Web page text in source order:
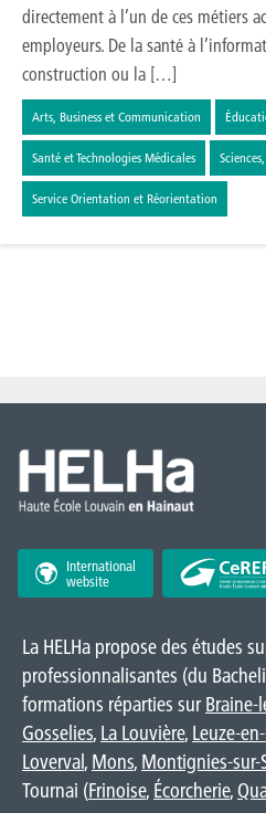
directement à l’un de ces métiers
employeurs. De la santé à
construction ou la […]
Arts, Business et Communication
Santé et Technologies Médicales
Service Orientation et Réorientation
International
website
La HELHa propose des études
professionnalisantes (du
formations réparties surBraine-
Gosselies, La Louvière, Leuze-
Loverval, Mons, Montignies-sur-
Tournai (Frinoise, Écorcherie,